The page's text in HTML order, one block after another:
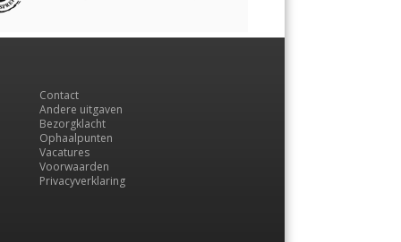
Contact
Andere uitgaven
Bezorgklacht
Ophaalpunten
Vacatures
Voorwaarden
Privacyverklaring